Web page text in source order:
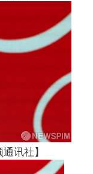
讯社】